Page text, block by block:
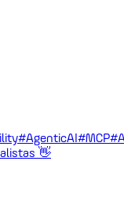
#AgenticAI#MCP
👋